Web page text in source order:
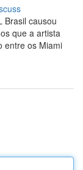
Brasil causou
que a artista
entre os Miami